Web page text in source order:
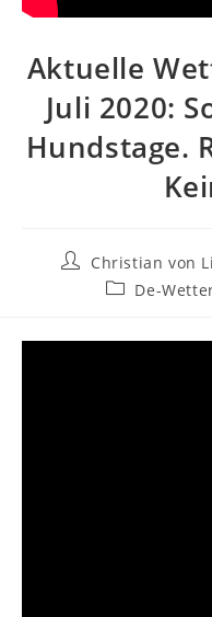
Aktuelle
Juli 2020:
Hundstage.
Beitrags-
Autor:
Christian von
Beitrags-
De-